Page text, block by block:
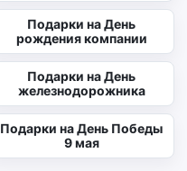
Подарки на День
рождения компании
Подарки на День
железнодорожника
Подарки на День Победы
9 мая